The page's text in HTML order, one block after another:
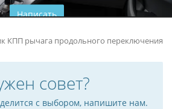
Написать
КПП рычага продольного переключения
совет?
с выбором, напишите нам.